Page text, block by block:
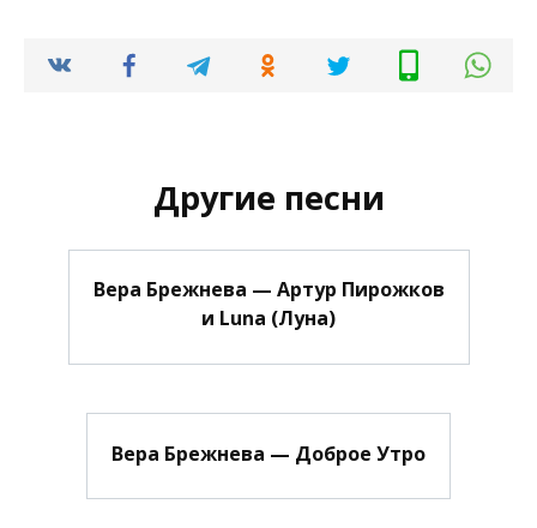
Другие песни
Вера Брежнева — Артур Пирожков
и Luna (Луна)
Вера Брежнева — Доброе Утро